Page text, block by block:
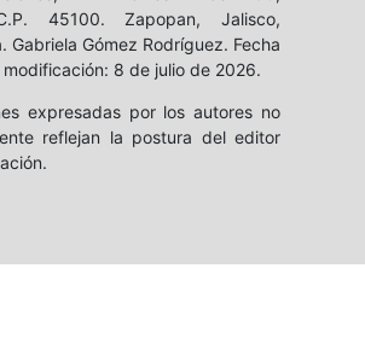
45100. Zapopan, Jalisco,
Gabriela Gómez Rodríguez. Fecha
8 de julio de 2026.
expresadas por los autores no
reflejan la postura del editor